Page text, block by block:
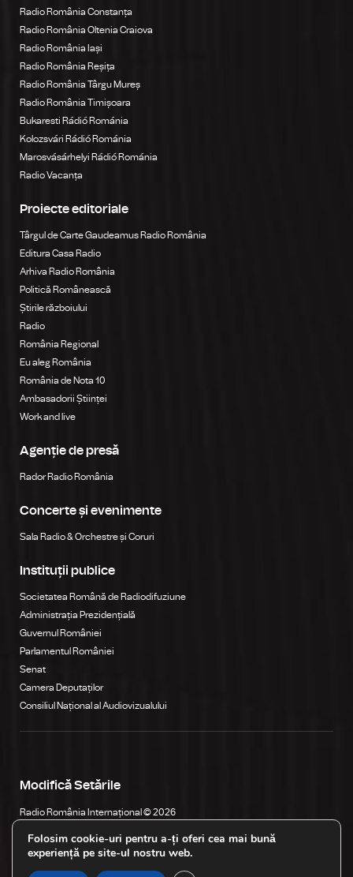
Radio România Constanța
Radio România Oltenia Craiova
Radio România Iași
Radio România Reșița
Radio România Târgu Mureș
Radio România Timișoara
Bukaresti Rádió Románia
Kolozsvári Rádió Románia
Marosvásárhelyi Rádió Románia
Radio Vacanța
Proiecte editoriale
Târgul de Carte Gaudeamus Radio România
Editura Casa Radio
Arhiva Radio România
Politică Românească
Știrile războiului
Radio
România Regional
Eu aleg România
România de Nota 10
Ambasadorii Științei
Work and live
Agenție de presă
Rador Radio România
Concerte și evenimente
Sala Radio & Orchestre și Coruri
Instituții publice
Societatea Română de Radiodifuziune
Administrația Prezidențială
Guvernul României
Parlamentul României
Senat
Camera Deputaților
Consiliul Național al Audiovizualului
Modifică Setările
Radio România Internațional © 2026
Folosim cookie-uri pentru a-ți oferi cea mai bună
experiență pe site-ul nostru web.